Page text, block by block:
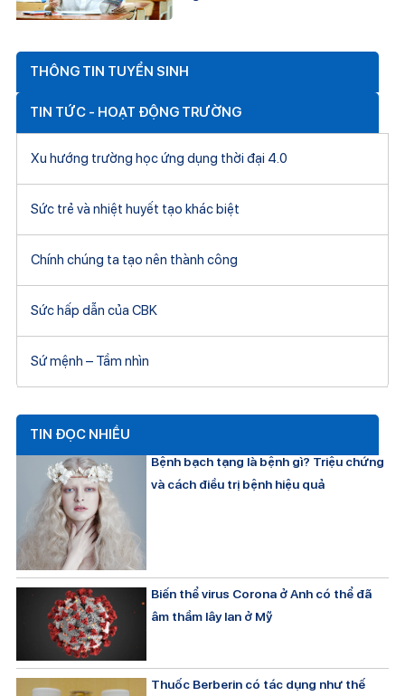
THÔNG TIN TUYỂN SINH
TIN TỨC - HOẠT ĐỘNG TRƯỜNG
Xu hướng trường học ứng dụng thời đại 4.0
Sức trẻ và nhiệt huyết tạo khác biệt
Chính chúng ta tạo nên thành công
Sức hấp dẫn của CBK
Sứ mệnh – Tầm nhìn
TIN ĐỌC NHIỀU
Bệnh bạch tạng là bệnh gì? Triệu chứng
và cách điều trị bệnh hiệu quả
Biến thể virus Corona ở Anh có thể đã
âm thầm lây lan ở Mỹ
Thuốc Berberin có tác dụng như thế